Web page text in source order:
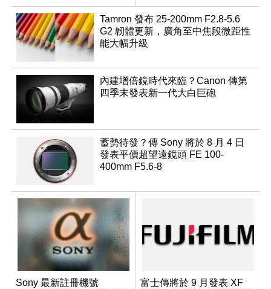
變焦鏡
Tamron 發布 25-200mm F2.8-5.6
G2 韌體更新，廣角至中焦段微距性
能大幅升級
內建增倍鏡時代來臨？Canon 傳第
四季末發表新一代大白巨砲
蓄勢待發？傳 Sony 將於 8 月 4 日
發表平價超望遠鏡頭 FE 100-
400mm F5.6-8
Sony 最新註冊機號
富士傳將於 9 月發表 XF